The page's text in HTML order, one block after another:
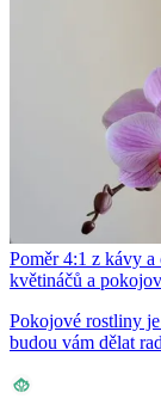
Poměr 4:1 z kávy a
květináčů a
Pokojové rostliny
budou vám dělat